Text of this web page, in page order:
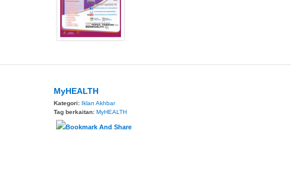
MyHEALTH
Kategori: Iklan Akhbar
Tag berkaitan:MyHEALTH